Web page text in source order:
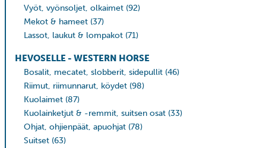
Vyöt, vyönsoljet, olkaimet (92)
Mekot & hameet (37)
Lassot, laukut & lompakot (71)
HEVOSELLE - WESTERN HORSE
Bosalit, mecatet, slobberit, sidepullit (46)
Riimut, riimunnarut, köydet (98)
Kuolaimet (87)
Kuolainketjut & -remmit, suitsen osat (33)
Ohjat, ohjienpäät, apuohjat (78)
Suitset (63)